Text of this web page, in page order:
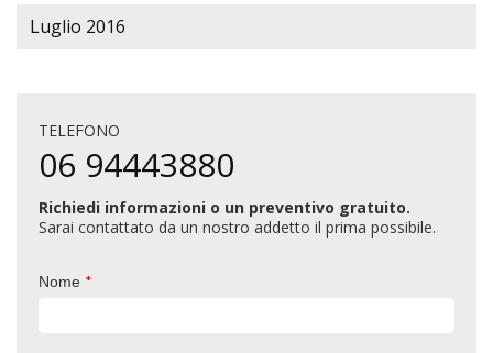
Luglio 2016
TELEFONO
06 94443880
Richiedi informazioni o un preventivo gratuito.
Sarai contattato da un nostro addetto il prima possibile.
Nome *